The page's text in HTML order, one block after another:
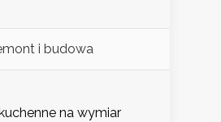
i budowa
na wymiar